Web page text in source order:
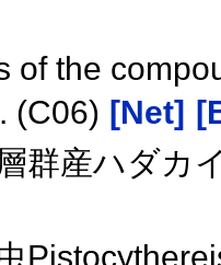
of the
(C06) [Net]
群産ハダカ